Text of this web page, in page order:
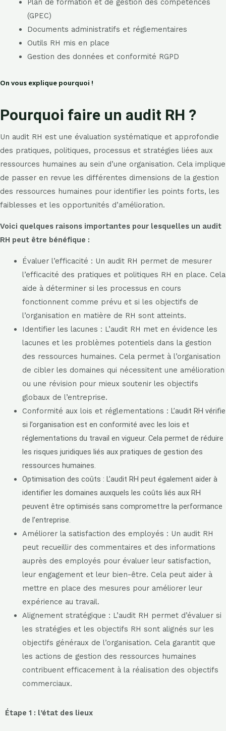
Plan de formation et de gestion des compétences
(GPEC)
Documents administratifs et réglementaires
Outils RH mis en place
Gestion des données et conformité RGPD
On vous explique pourquoi !
Pourquoi faire un audit RH ?
Un audit RH est une évaluation systématique et approfondie
des pratiques, politiques, processus et stratégies liées aux
ressources humaines au sein d’une organisation. Cela implique
de passer en revue les différentes dimensions de la gestion
des ressources humaines pour identifier les points forts, les
faiblesses et les opportunités d’amélioration.
Voici quelques raisons importantes pour lesquelles un audit
RH peut être bénéfique :
Évaluer l’efficacité : Un audit RH permet de mesurer
l’efficacité des pratiques et politiques RH en place. Cela
aide à déterminer si les processus en cours
fonctionnent comme prévu et si les objectifs de
l’organisation en matière de RH sont atteints.
Identifier les lacunes : L’audit RH met en évidence les
lacunes et les problèmes potentiels dans la gestion
des ressources humaines. Cela permet à l’organisation
de cibler les domaines qui nécessitent une amélioration
ou une révision pour mieux soutenir les objectifs
globaux de l’entreprise.
Conformité aux lois et réglementations : L’audit RH vérifie
si l’organisation est en conformité avec les lois et
réglementations du travail en vigueur. Cela permet de réduire
les risques juridiques liés aux pratiques de gestion des
ressources humaines.
Optimisation des coûts : L’audit RH peut également aider à
identifier les domaines auxquels les coûts liés aux RH
peuvent être optimisés sans compromettre la performance
de l’entreprise.
Améliorer la satisfaction des employés : Un audit RH
peut recueillir des commentaires et des informations
auprès des employés pour évaluer leur satisfaction,
leur engagement et leur bien-être. Cela peut aider à
mettre en place des mesures pour améliorer leur
expérience au travail.
Alignement stratégique : L’audit RH permet d’évaluer si
les stratégies et les objectifs RH sont alignés sur les
objectifs généraux de l’organisation. Cela garantit que
les actions de gestion des ressources humaines
contribuent efficacement à la réalisation des objectifs
commerciaux.
Étape 1 : l’état des lieux